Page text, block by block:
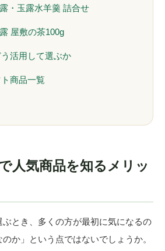
・玉露水羊羹 詰合せ
屋敷の茶100g
活用して選ぶか
商品一覧
人気商品を知るメリッ
とき、多くの方が最初に気になるの
か」という点ではないでしょうか。